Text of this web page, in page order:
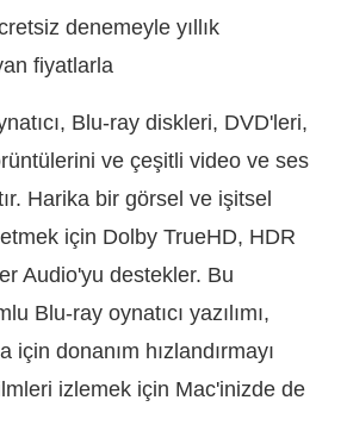
denemeyle yıllık
fiyatlarla
Blu-ray diskleri, DVD'leri,
ve çeşitli video ve ses
Harika bir görsel ve işitsel
için Dolby TrueHD, HDR
Audio'yu destekler. Bu
Blu-ray oynatıcı yazılımı,
için donanım hızlandırmayı
izlemek için Mac'inizde de